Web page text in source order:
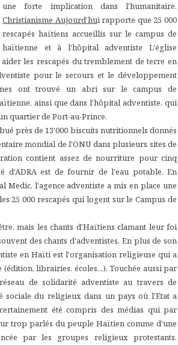
une forte implication dans l'humanitaire.
Christianisme Aujourd’hui rapporte que 25 000
rescapés haïtiens accueillis sur le campus de
haïtienne et à l'hôpital adventiste L'église
les rescapés du tremblement de terre en
pour le secours et le développement
ont trouvé un abri sur le campus de
ainsi que dans l'hôpital adventiste, qui
quartier de Port-au-Prince.
près de 13'000 biscuits nutritionnels donnés
mondial de l'ONU dans plusieurs sites de
ration contient assez de nourriture pour cinq
d'ADRA est de fournir de l'eau potable. En
Medic, l'agence adventiste a mis en place une
25 000 rescapés qui logent sur le Campus de
mais les chants d'Haïtiens clamant leur foi
des chants d'adventistes. En plus de son
en Haïti est l'organisation religieuse qui a
librairies, écoles...). Touchée aussi par
de solidarité adventiste au travers de
sociale du religieux dans un pays où l'Etat a
été compris des médias qui par
trop parlés du peuple Haïtien comme d'une
par les groupes religieux protestants.